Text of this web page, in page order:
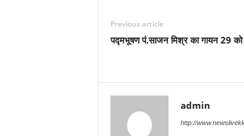
Previous article
पद्मभूषण पं.साजन मिश्र का गायन 29 को
admin
http://